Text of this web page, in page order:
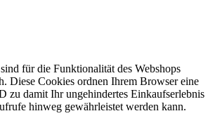
für die Funktionalität des Webshops
Diese Cookies ordnen Ihrem Browser eine
zu damit Ihr ungehindertes Einkaufserlebnis
hinweg gewährleistet werden kann.